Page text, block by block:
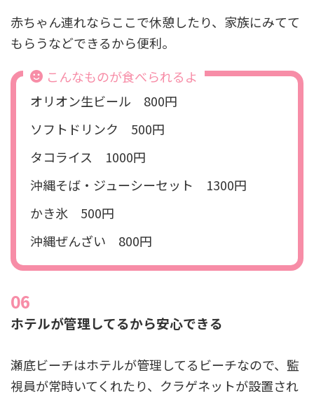
赤ちゃん連れならここで休憩したり、家族にみてて
もらうなどできるから便利。
こんなものが食べられるよ
オリオン生ビール 800円
ソフトドリンク 500円
タコライス 1000円
沖縄そば・ジューシーセット 1300円
かき氷 500円
沖縄ぜんざい 800円
ホテルが管理してるから安心できる
瀬底ビーチはホテルが管理してるビーチなので、監
視員が常時いてくれたり、クラゲネットが設置され